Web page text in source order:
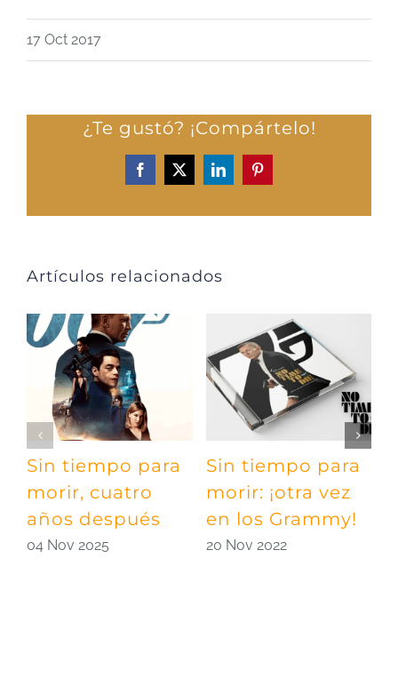
17 Oct 2017
¿Te gustó? ¡Compártelo!
Facebook
X LinkedInPinterest
Artículos relacionados
Sin tiempo para
morir, cuatro
años después
04 Nov 2025
Sin tiempo para
morir: ¡otra vez
en los Grammy!
20 Nov 2022